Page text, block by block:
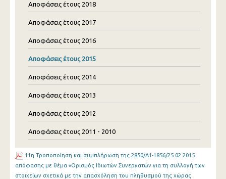
Αποφάσεις έτους 2018
Αποφάσεις έτους 2017
Αποφάσεις έτους 2016
Αποφάσεις έτους 2015
Αποφάσεις έτους 2014
Αποφάσεις έτους 2013
Αποφάσεις έτους 2012
Αποφάσεις έτους 2011 - 2010
11η Τροποποίηση και συμπλήρωση της 2850/Α1-1856/25.02.2015
απόφασης με θέμα «Ορισμός Ιδιωτών Συνεργατών για τη συλλογή των
στοιχείων σχετικά με την απασχόληση του πληθυσμού της χώρας